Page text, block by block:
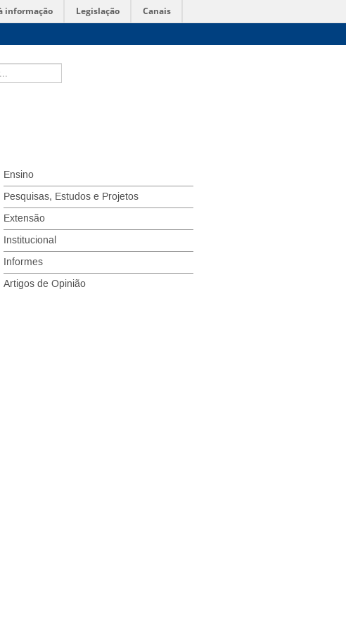
informação Legislação Canais
Ensino
Pesquisas, Estudos e Projetos
Extensão
Institucional
Informes
Artigos de Opinião